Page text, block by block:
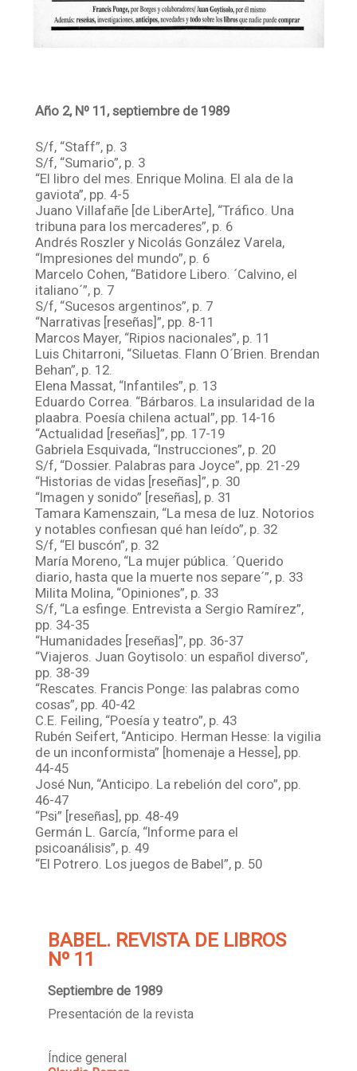
Año 2, Nº 11, septiembre de 1989
S/f, “Staff”, p. 3
S/f, “Sumario”, p. 3
“El libro del mes. Enrique Molina. El ala de la
gaviota”, pp. 4-5
Juano Villafañe [de LiberArte], “Tráfico. Una
tribuna para los mercaderes”, p. 6
Andrés Roszler y Nicolás González Varela,
“Impresiones del mundo”, p. 6
Marcelo Cohen, “Batidore Libero. ´Calvino, el
italiano´”, p. 7
S/f, “Sucesos argentinos”, p. 7
“Narrativas [reseñas]”, pp. 8-11
Marcos Mayer, “Ripios nacionales”, p. 11
Luis Chitarroni, “Siluetas. Flann O´Brien. Brendan
Behan”, p. 12.
Elena Massat, “Infantiles”, p. 13
Eduardo Correa. “Bárbaros. La insularidad de la
plaabra. Poesía chilena actual”, pp. 14-16
“Actualidad [reseñas]”, pp. 17-19
Gabriela Esquivada, “Instrucciones”, p. 20
S/f, “Dossier. Palabras para Joyce”, pp. 21-29
“Historias de vidas [reseñas]”, p. 30
“Imagen y sonido” [reseñas], p. 31
Tamara Kamenszain, “La mesa de luz. Notorios
y notables confiesan qué han leído”, p. 32
S/f, “El buscón”, p. 32
María Moreno, “La mujer pública. ´Querido
diario, hasta que la muerte nos separe´”, p. 33
Milita Molina, “Opiniones”, p. 33
S/f, “La esfinge. Entrevista a Sergio Ramírez”,
pp. 34-35
“Humanidades [reseñas]”, pp. 36-37
“Viajeros. Juan Goytisolo: un español diverso”,
pp. 38-39
“Rescates. Francis Ponge: las palabras como
cosas”, pp. 40-42
C.E. Feiling, “Poesía y teatro”, p. 43
Rubén Seifert, “Anticipo. Herman Hesse: la vigilia
de un inconformista” [homenaje a Hesse], pp.
44-45
José Nun, “Anticipo. La rebelión del coro”, pp.
46-47
“Psi” [reseñas], pp. 48-49
Germán L. García, “Informe para el
psicoanálisis”, p. 49
“El Potrero. Los juegos de Babel”, p. 50
BABEL. REVISTA DE LIBROS
Nº 11
Septiembre de 1989
Presentación de la revista
Índice general